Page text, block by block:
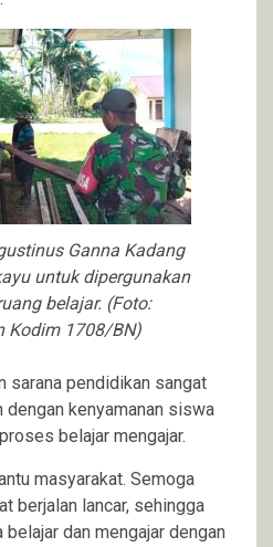
Ganna Kadang
untuk dipergunakan
belajar. (Foto:
Kodim 1708/BN)
sarana pendidikan sangat
dengan kenyamanan siswa
belajar mengajar.
masyarakat. Semoga
berjalan lancar, sehingga
dan mengajar dengan